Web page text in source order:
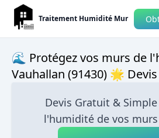
Traitement Humidité Mur
🌊 Protégez vos murs de
Vauhallan (91430) 🌟
Devis Gratuit &
l'humidité de vos